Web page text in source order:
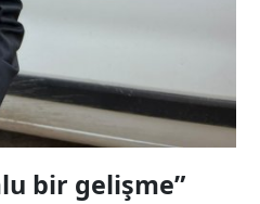
bir gelişme”